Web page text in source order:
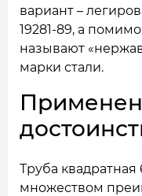
вариант –
19281-89, а
называют
марки стали.
Труба
множеством